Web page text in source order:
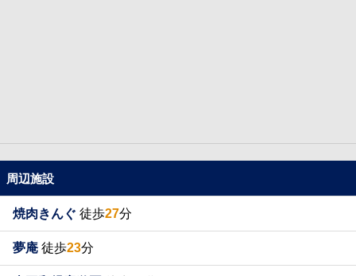
周辺施設
焼肉きんぐ 徒歩27分
夢庵 徒歩23分